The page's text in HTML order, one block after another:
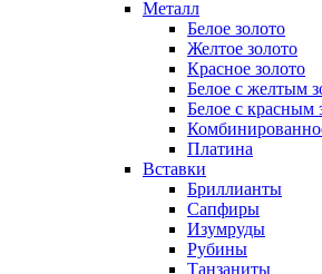
Металл
Белое золото
Желтое золото
Красное золото
Белое с желтым
Белое с красным
Платина
Вставки
Бриллианты
Сапфиры
Изумруды
Рубины
Танзаниты